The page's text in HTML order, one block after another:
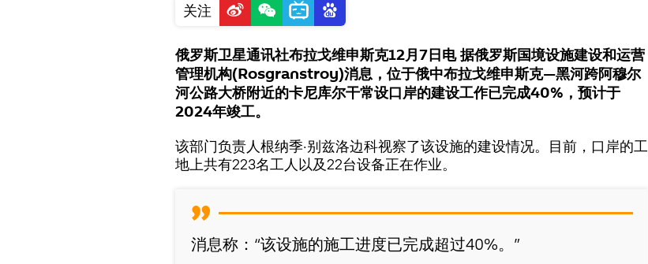
关注
俄罗斯卫星通讯社布拉戈维申斯克12月7日电 据俄罗斯国境设施建设和运营
管理机构(Rosgranstroy)消息，位于俄中布拉戈维申斯克—黑河跨阿穆尔
河公路大桥附近的卡尼库尔干常设口岸的建设工作已完成40%，预计于
2024年竣工。
该部门负责人根纳季·别兹洛边科视察了该设施的建设情况。目前，口岸的工
地上共有223名工人以及22台设备正在作业。
消息称：“该设施的施工进度已完成超过40%。”